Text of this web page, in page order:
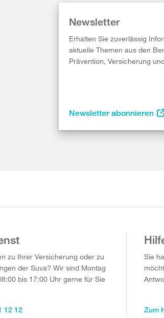
Newsletter
Erhalten Sie zuverlässig
aktuelle Themen aus den
Prävention, Versicherung
Newsletter abonnieren
zu Ihrer Versicherung oder zu
der Suva? Wir sind Montag
bis 17:00 Uhr gerne für Sie
12 12
Sie
Zum